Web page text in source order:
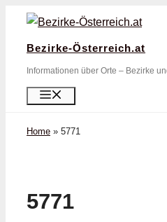
Zum
springen
Bezirke-Österreich.at
Informationen über Orte – Bezirke
Home » 5771
5771